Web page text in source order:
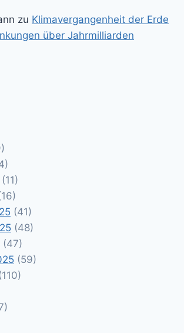
zu Klimavergangenheit der Erde
über Jahrmilliarden
(11)
(41)
(48)
(47)
(59)
(110)